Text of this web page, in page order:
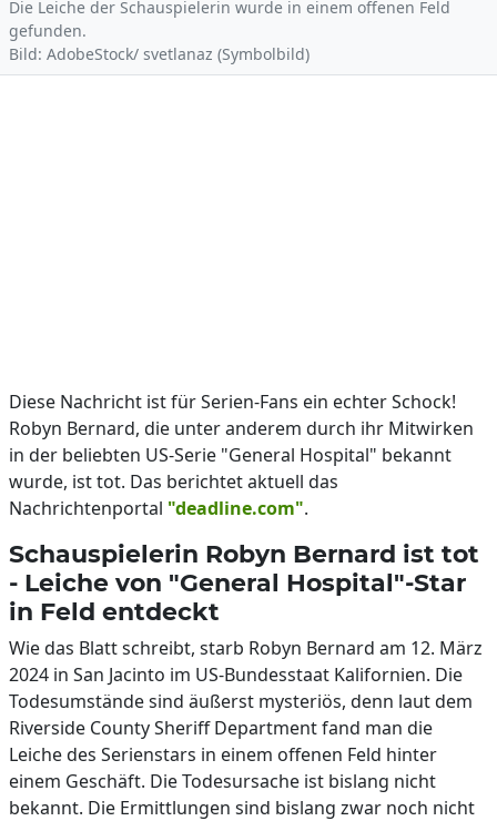
Die Leiche der Schauspielerin wurde in einem offenen Feld
gefunden.
Bild: AdobeStock/ svetlanaz (Symbolbild)
Diese Nachricht ist für Serien-Fans ein echter Schock!
Robyn Bernard, die unter anderem durch ihr Mitwirken
in der beliebten US-Serie "General Hospital" bekannt
wurde, ist tot. Das berichtet aktuell das
Nachrichtenportal "deadline.com".
Schauspielerin Robyn Bernard ist tot
- Leiche von "General Hospital"-Star
in Feld entdeckt
Wie das Blatt schreibt, starb Robyn Bernard am 12. März
2024 in San Jacinto im US-Bundesstaat Kalifornien. Die
Todesumstände sind äußerst mysteriös, denn laut dem
Riverside County Sheriff Department fand man die
Leiche des Serienstars in einem offenen Feld hinter
einem Geschäft. Die Todesursache ist bislang nicht
bekannt. Die Ermittlungen sind bislang zwar noch nicht